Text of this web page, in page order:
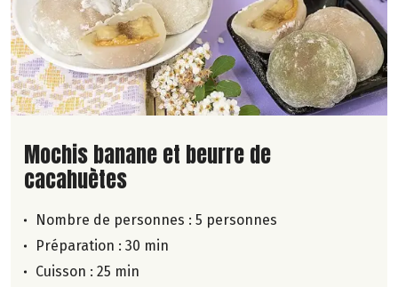
Lire la suite de la recette
Mochis banane et beurre de
cacahuètes
Nombre de personnes : 5 personnes
Préparation : 30 min
Cuisson : 25 min